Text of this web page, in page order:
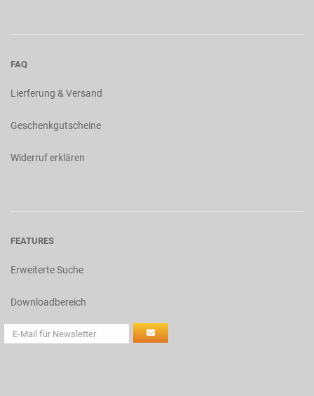
FAQ
Lierferung & Versand
Geschenkgutscheine
Widerruf erklären
FEATURES
Erweiterte Suche
Downloadbereich